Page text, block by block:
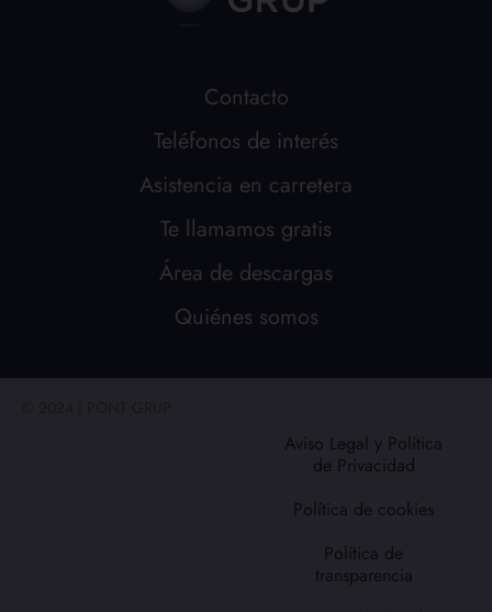
Contacto
Teléfonos de interés
Asistencia en carretera
Te llamamos gratis
Área de descargas
Quiénes somos
Aviso Legal y Política
de Privacidad
Política de cookies
Política de
transparencia